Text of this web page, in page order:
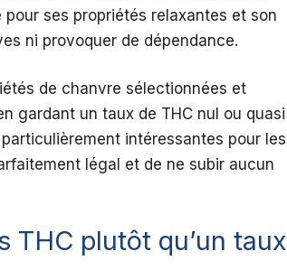
ses propriétés relaxantes et son
ni provoquer de dépendance.
de chanvre sélectionnées et
gardant un taux de THC nul ou quasi
intéressantes pour les
légal et de ne subir aucun
THC plutôt qu’un taux